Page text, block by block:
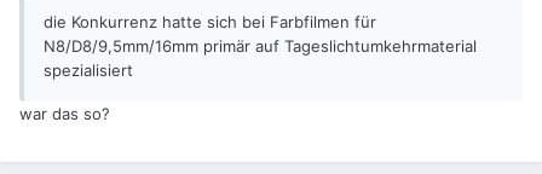
die Konkurrenz hatte sich bei Farbfilmen für
N8/D8/9,5mm/16mm primär auf Tageslichtumkehrmaterial
spezialisiert
war das so?